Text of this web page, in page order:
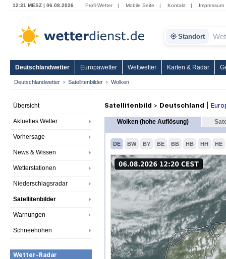
12:31 MESZ | 06.08.2026 Profi-Wetter | Mobile Seite | Kontakt | Impressum
Standort
Deutschlandwetter Europawetter Weltwetter Karten & Radar
Deutschlandwetter Satellitenbilder Wolken
Übersicht
Aktuelles Wetter
Vorhersage
News & Wissen
Wetterstationen
Niederschlagsradar
Satellitenbilder
Warnungen
Schneehöhen
Wetter-Radar
Satellitenbild > Deutschland
Wolken (hohe Auflösung)
DE BW BY BE BB HB HH HE